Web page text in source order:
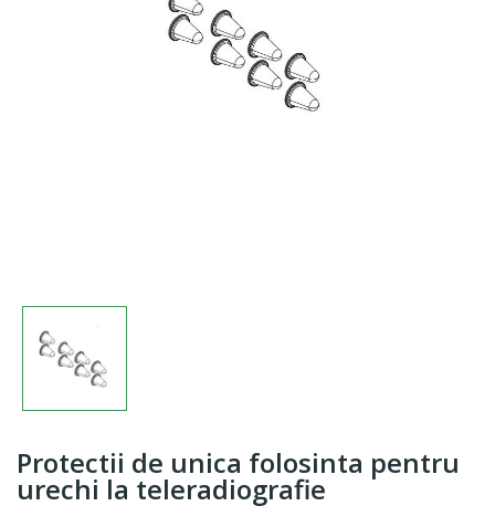
Protectii de unica folosinta pentru
urechi la teleradiografie